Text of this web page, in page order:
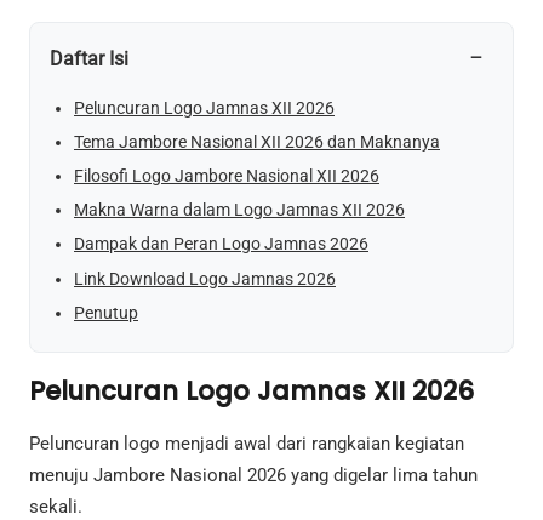
Daftar Isi −
Peluncuran Logo Jamnas XII 2026
Tema Jambore Nasional XII 2026 dan Maknanya
Filosofi Logo Jambore Nasional XII 2026
Makna Warna dalam Logo Jamnas XII 2026
Dampak dan Peran Logo Jamnas 2026
Link Download Logo Jamnas 2026
Penutup
Peluncuran Logo Jamnas XII 2026
Peluncuran logo menjadi awal dari rangkaian kegiatan
menuju Jambore Nasional 2026 yang digelar lima tahun
sekali.